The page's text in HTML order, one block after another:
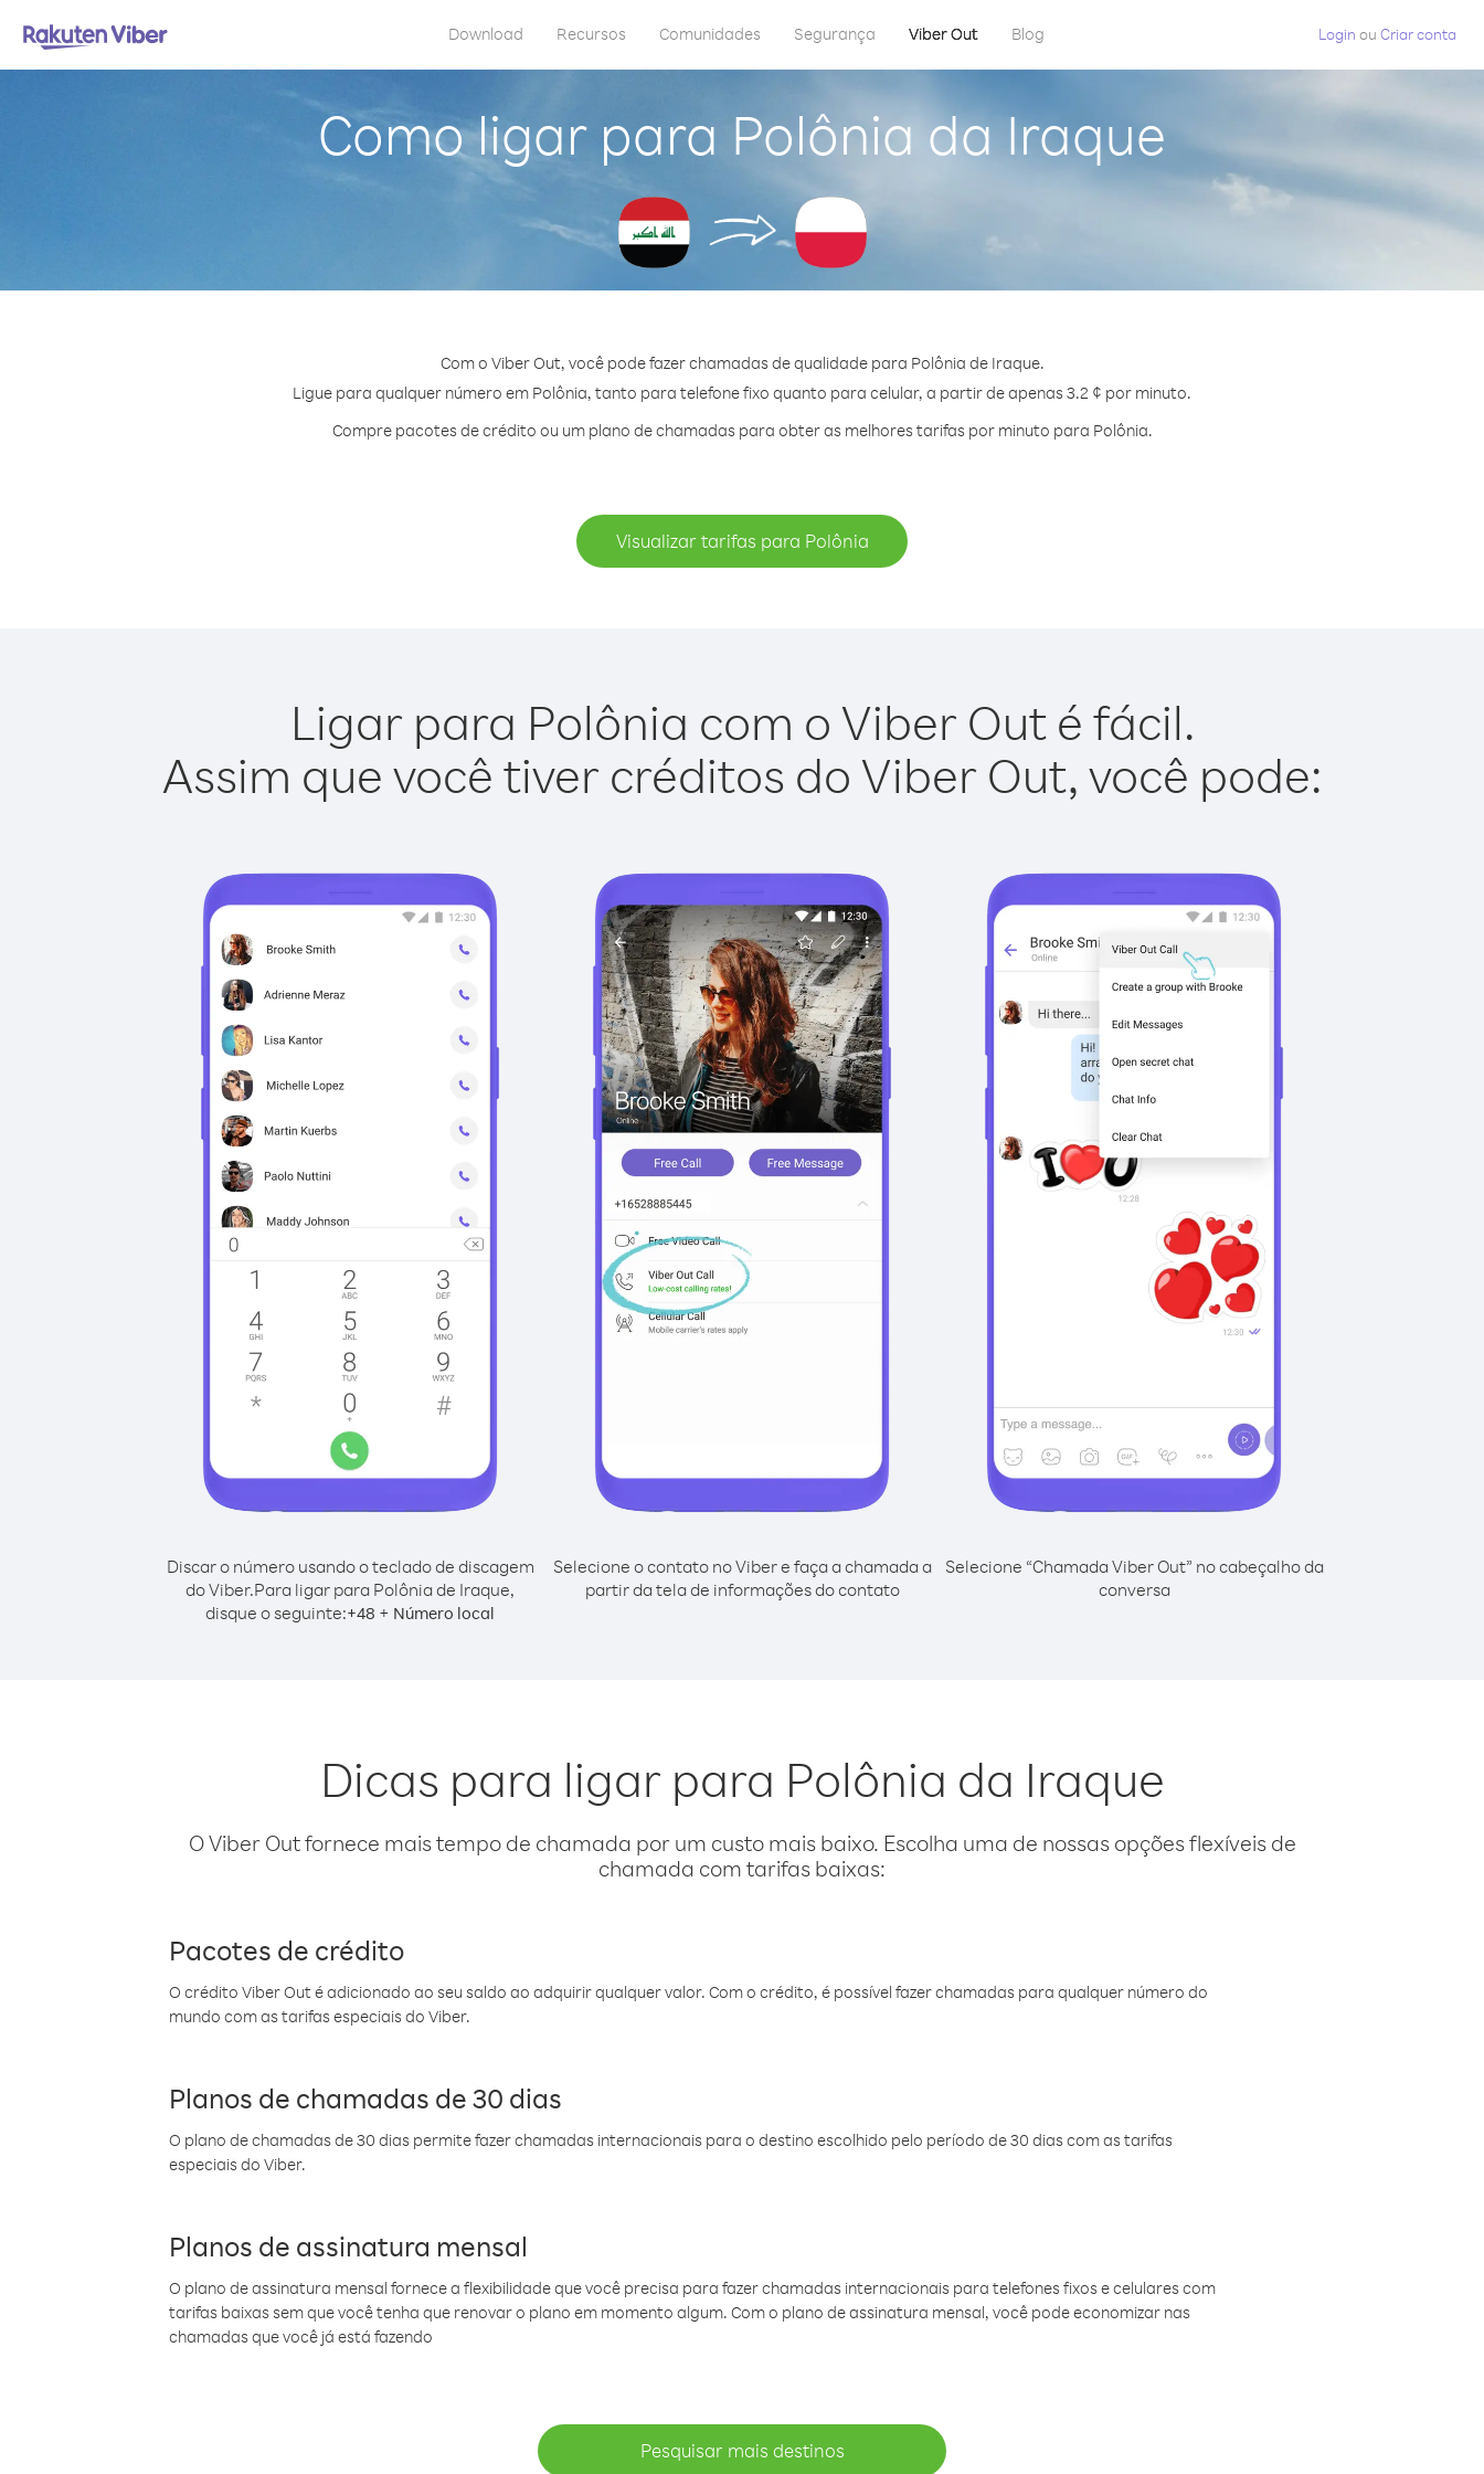
Download Recursos Comunidades Segurança Viber Out Blog Login ou Criar conta
Como ligar para Polônia da Iraque
Com o Viber Out, você pode fazer chamadas de qualidade para Polônia de Iraque.
Ligue para qualquer número em Polônia, tanto para telefone fixo quanto para celular, a partir de apenas 3.2 ¢ por minuto.
Compre pacotes de crédito ou um plano de chamadas para obter as melhores tarifas por minuto para Polônia.
Visualizar tarifas para Polônia
Ligar para Polônia com o Viber Out é fácil.
Assim que você tiver créditos do Viber Out, você pode:
Discar o número usando o teclado de discagem
do Viber.Para ligar para Polônia de Iraque,
disque o seguinte:+48 + Número local
Selecione o contato no Viber e faça a chamada a
partir da tela de informações do contato
Selecione “Chamada Viber Out” no cabeçalho da
conversa
Dicas para ligar para Polônia da Iraque
O Viber Out fornece mais tempo de chamada por um custo mais baixo. Escolha uma de nossas opções flexíveis de
chamada com tarifas baixas:
Pacotes de crédito
O crédito Viber Out é adicionado ao seu saldo ao adquirir qualquer valor. Com o crédito, é possível fazer chamadas para qualquer número do
mundo com as tarifas especiais do Viber.
Planos de chamadas de 30 dias
O plano de chamadas de 30 dias permite fazer chamadas internacionais para o destino escolhido pelo período de 30 dias com as tarifas
especiais do Viber.
Planos de assinatura mensal
O plano de assinatura mensal fornece a flexibilidade que você precisa para fazer chamadas internacionais para telefones fixos e celulares com
tarifas baixas sem que você tenha que renovar o plano em momento algum. Com o plano de assinatura mensal, você pode economizar nas
chamadas que você já está fazendo
Pesquisar mais destinos